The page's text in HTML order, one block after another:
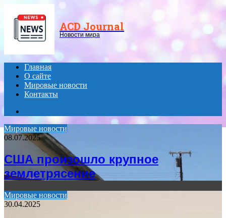
ACD Journal
Новости мира
Главная
О сайте
Мировые новости
Контакты
Мировые новости
08.07.2025
США произошло крупное
землетрясение
Мировые новости
30.04.2025